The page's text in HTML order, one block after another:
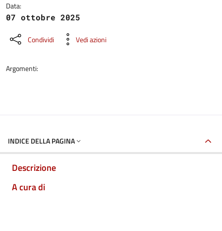
Data:
07 ottobre 2025
Condividi Vedi azioni
Argomenti:
INDICE DELLA PAGINA
Descrizione
A cura di